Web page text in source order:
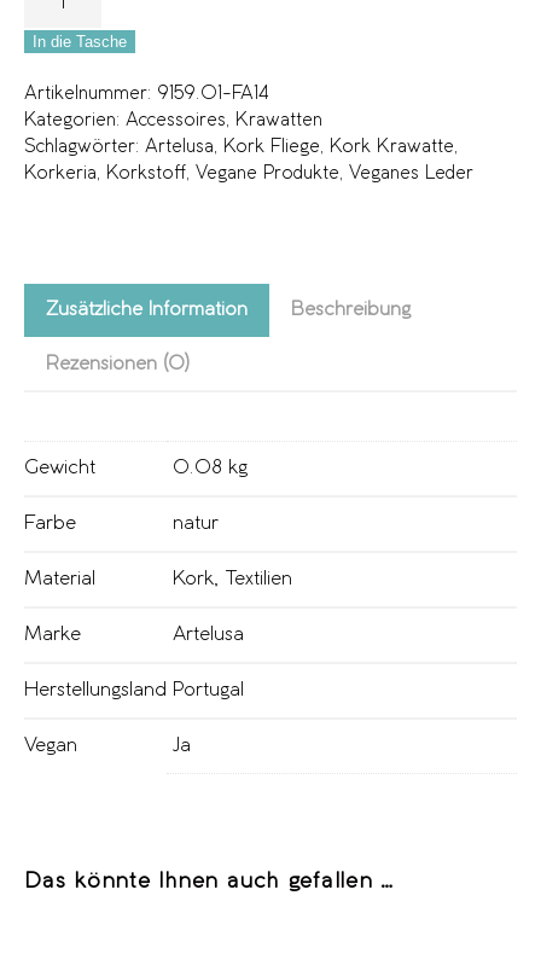
In die Tasche
Artikelnummer: 9159.01-FA14
Kategorien: Accessoires, Krawatten
Schlagwörter: Artelusa, Kork Fliege, Kork Krawatte,
Korkeria, Korkstoff, Vegane Produkte, Veganes Leder
Zusätzliche Information Beschreibung
Rezensionen (0)
Gewicht 0.08 kg
Farbe natur
Material Kork Textilien
Marke Artelusa
Herstellungsland Portugal
Vegan Ja
Das könnte Ihnen auch gefallen …